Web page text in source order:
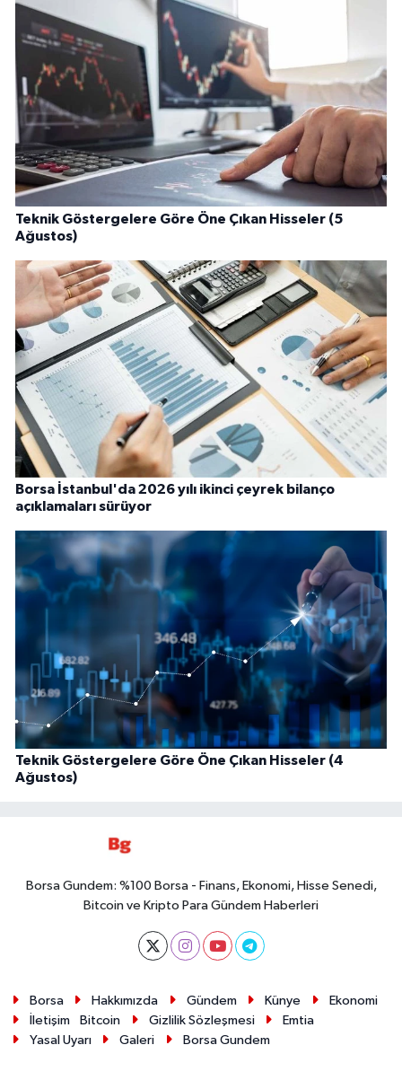
Teknik Göstergelere Göre Öne Çıkan Hisseler (5
Ağustos)
Borsa İstanbul'da 2026 yılı ikinci çeyrek bilanço
açıklamaları sürüyor
Teknik Göstergelere Göre Öne Çıkan Hisseler (4
Ağustos)
Borsa Gundem: %100 Borsa - Finans, Ekonomi, Hisse Senedi,
Bitcoin ve Kripto Para Gündem Haberleri
Borsa Hakkımızda Gündem Künye
Ekonomi
İletişim
Bitcoin Gizlilik Sözleşmesi
Emtia
Yasal Uyarı
Galeri Borsa Gundem